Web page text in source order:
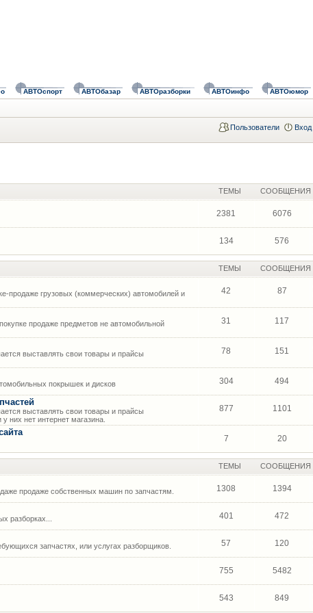
АВТОспорт АВТОбазар АВТОразборки АВТОинфо АВТОюмор
Пользователи Вход
ТЕМЫ СООБЩЕНИЯ
2381 6076
134 576
ТЕМЫ СООБЩЕНИЯ
продаже грузовых (коммерческих) автомобилей и
42 87
продаже предметов не автомобильной
31 117
выставлять свои товары и прайсы
78 151
покрышек и дисков 304 494
выставлять свои товары и прайсы
нет интернет магазина.
877 1101
7 20
ТЕМЫ СООБЩЕНИЯ
продаже собственных машин по запчастям. 1308 1394
разборках... 401 472
запчастях, или услугах разборщиков. 57 120
755 5482
543 849